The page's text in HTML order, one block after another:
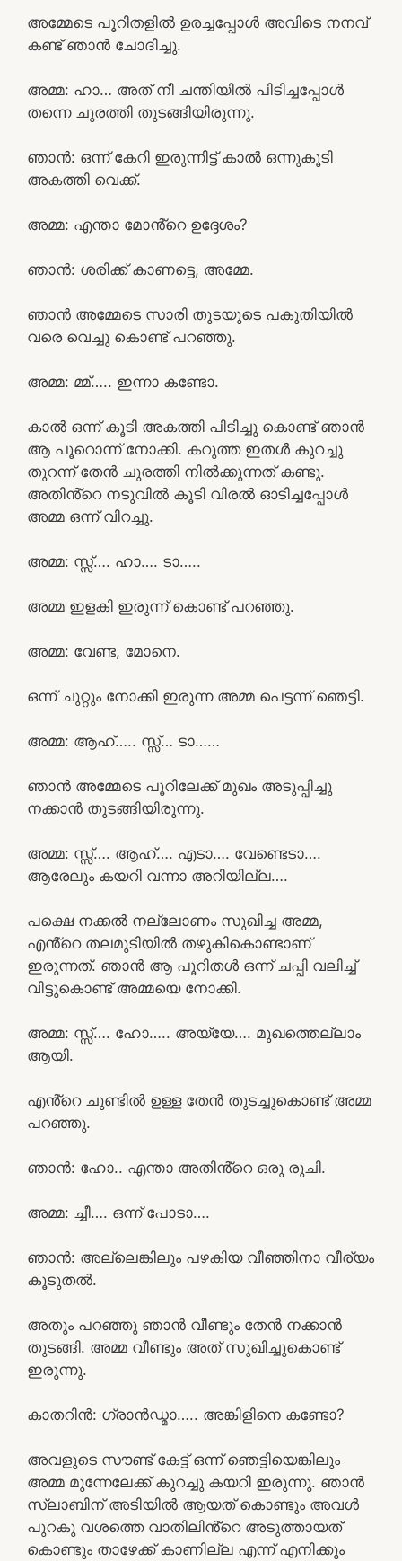
അമ്മേടെ പൂറിതളിൽ ഉരച്ചപ്പോൾ അവിടെ നനവ്
കണ്ട് ഞാൻ ചോദിച്ചു.
അമ്മ: ഹാ… അത് നീ ചന്തിയിൽ പിടിച്ചപ്പോൾ
തന്നെ ചുരത്തി തുടങ്ങിയിരുന്നു.
ഞാൻ: ഒന്ന് കേറി ഇരുന്നിട്ട് കാൽ ഒന്നുകൂടി
അകത്തി വെക്ക്.
അമ്മ: എന്താ മോൻ്റെ ഉദ്ദേശം?
ഞാൻ: ശരിക്ക് കാണട്ടെ, അമ്മേ.
ഞാൻ അമ്മേടെ സാരി തുടയുടെ പകുതിയിൽ
വരെ വെച്ചു കൊണ്ട് പറഞ്ഞു.
അമ്മ: മ്മ്….. ഇന്നാ കണ്ടോ.
കാൽ ഒന്ന് കൂടി അകത്തി പിടിച്ചു കൊണ്ട് ഞാൻ
ആ പൂറൊന്ന് നോക്കി. കറുത്ത ഇതൾ കുറച്ചു
തുറന്ന് തേൻ ചുരത്തി നിൽക്കുന്നത് കണ്ടു.
അതിൻ്റെ നടുവിൽ കൂടി വിരൽ ഓടിച്ചപ്പോൾ
അമ്മ ഒന്ന് വിറച്ചു.
അമ്മ: സ്സ്‌…. ഹാ…. ടാ…..
അമ്മ ഇളകി ഇരുന്ന് കൊണ്ട് പറഞ്ഞു.
അമ്മ: വേണ്ട, മോനെ.
ഒന്ന് ചുറ്റും നോക്കി ഇരുന്ന അമ്മ പെട്ടന്ന് ഞെട്ടി.
അമ്മ: ആഹ്….. സ്സ്‌… ടാ……
ഞാൻ അമ്മേടെ പൂറിലേക്ക് മുഖം അടുപ്പിച്ചു
നക്കാൻ തുടങ്ങിയിരുന്നു.
അമ്മ: സ്സ്‌…. ആഹ്…. എടാ…. വേണ്ടെടാ….
ആരേലും കയറി വന്നാ അറിയില്ല….
പക്ഷെ നക്കൽ നല്ലോണം സുഖിച്ച അമ്മ,
എൻ്റെ തലമുടിയിൽ തഴുകികൊണ്ടാണ്
ഇരുന്നത്. ഞാൻ ആ പൂറിതൾ ഒന്ന് ചപ്പി വലിച്ച്
വിട്ടുകൊണ്ട് അമ്മയെ നോക്കി.
അമ്മ: സ്സ്‌…. ഹോ….. അയ്യേ…. മുഖത്തെല്ലാം
ആയി.
എൻ്റെ ചുണ്ടിൽ ഉള്ള തേൻ തുടച്ചുകൊണ്ട് അമ്മ
പറഞ്ഞു.
ഞാൻ: ഹോ.. എന്താ അതിൻ്റെ ഒരു രുചി.
അമ്മ: ച്ചീ…. ഒന്ന് പോടാ….
ഞാൻ: അല്ലെങ്കിലും പഴകിയ വീഞ്ഞിനാ വീര്യം
കൂടുതൽ.
അതും പറഞ്ഞു ഞാൻ വീണ്ടും തേൻ നക്കാൻ
തുടങ്ങി. അമ്മ വീണ്ടും അത് സുഖിച്ചുകൊണ്ട്
ഇരുന്നു.
കാതറിൻ: ഗ്രാൻഡ്മാ….. അങ്കിളിനെ കണ്ടോ?
അവളുടെ സൗണ്ട് കേട്ട് ഒന്ന് ഞെട്ടിയെങ്കിലും
അമ്മ മുന്നേലേക്ക് കുറച്ചു കയറി ഇരുന്നു. ഞാൻ
സ്ലാബിന് അടിയിൽ ആയത് കൊണ്ടും അവൾ
പുറകു വശത്തെ വാതിലിൻ്റെ അടുത്തായത്
കൊണ്ടും താഴേക്ക് കാണില്ല എന്ന് എനിക്കും